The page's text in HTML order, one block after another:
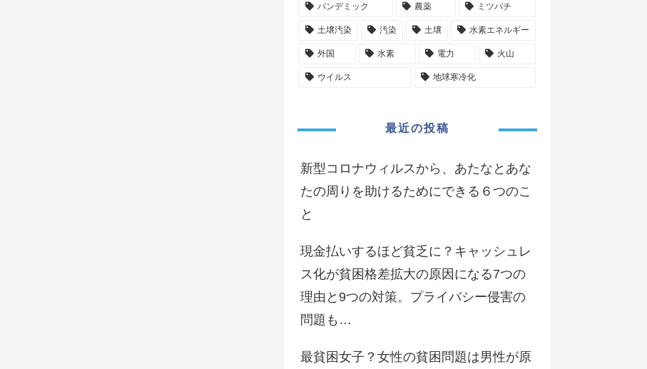
パンデミック 農薬 ミツバチ
土壌汚染 汚染 土壌 水素エネルギー
外国 水素 電力 火山
ウイルス 地球寒冷化
最近の投稿
新型コロナウィルスから、あたなとあな
たの周りを助けるためにできる６つのこ
と
現金払いするほど貧乏に？キャッシュレ
ス化が貧困格差拡大の原因になる7つの
理由と9つの対策。プライバシー侵害の
問題も…
最貧困女子？女性の貧困問題は男性が原